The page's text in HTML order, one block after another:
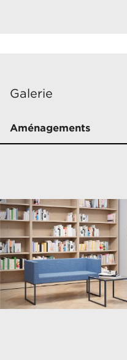
Galerie
Aménagements